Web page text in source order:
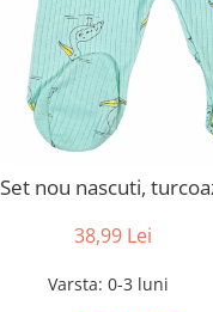
Set nou nascuti,
38,99 Lei
Varsta: 0-3 luni